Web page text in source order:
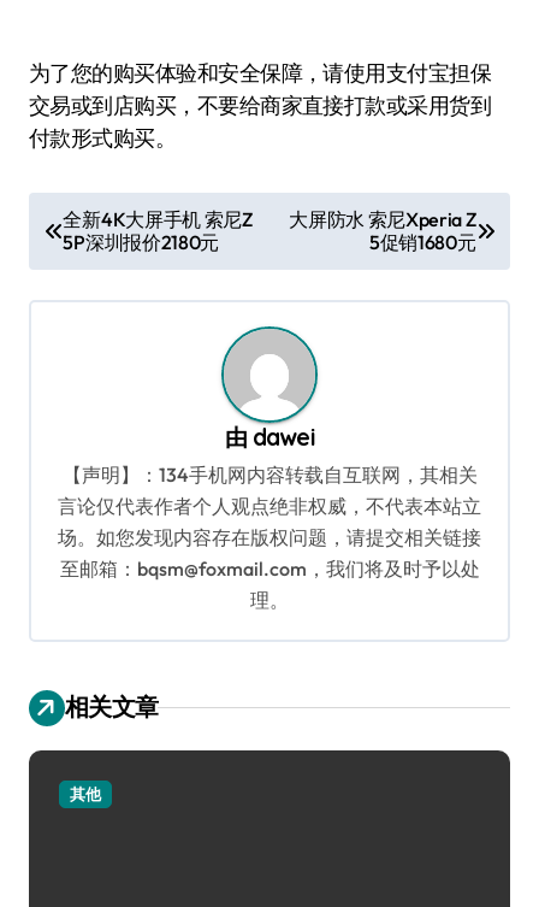
为了您的购买体验和安全保障，请使用支付宝担保
交易或到店购买，不要给商家直接打款或采用货到
付款形式购买。
章
导
全新4K大屏手机 索尼Z
5P深圳报价2180元
大屏防水 索尼Xperia Z
5促销1680元
由 dawei
【声明】：134手机网内容转载自互联网，其相关
言论仅代表作者个人观点绝非权威，不代表本站立
场。如您发现内容存在版权问题，请提交相关链接
至邮箱：bqsm@foxmail.com，我们将及时予以处
理。
相关文章
其他